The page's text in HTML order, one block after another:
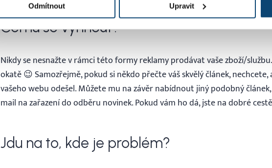
Odmítnout Upravit
Čemu se vyhnout?
Nikdy se nesnažte v rámci této formy reklamy prodávat vaše zboží/
okatě 😉 Samozřejmě, pokud si někdo přečte váš skvělý článek,
vašeho webu odešel. Můžete mu na závěr nabídnout jiný podobný
mail na zařazení do odběru novinek. Pokud vám ho dá, jste na dobré
Jdu na to, kde je problém?